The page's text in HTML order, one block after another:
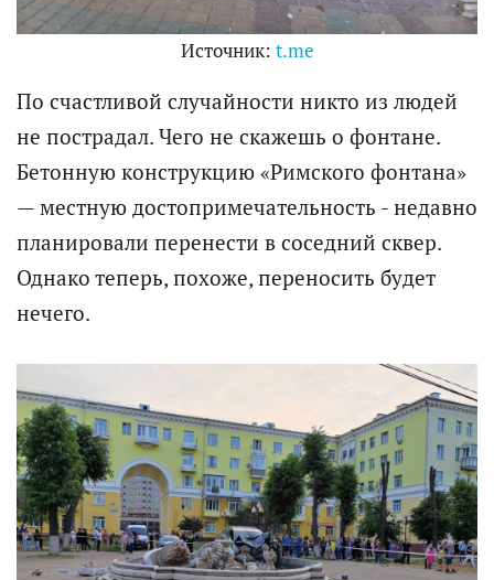
Источник: t.me
По счастливой случайности никто из людей
не пострадал. Чего не скажешь о фонтане.
Бетонную конструкцию «Римского фонтана»
— местную достопримечательность - недавно
планировали перенести в соседний сквер.
Однако теперь, похоже, переносить будет
нечего.